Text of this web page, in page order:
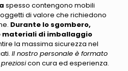
spesso contengono mobili
di valore che richiedono
Durante lo sgombero,
materiali di imballaggio
la massima sicurezza nel
Il nostro personale è formato
con cura ed esperienza.